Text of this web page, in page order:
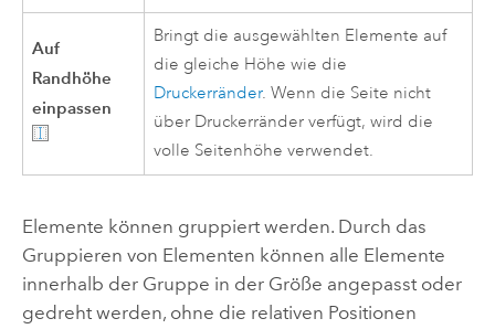
Auf
Randhöhe
einpassen
Bringt die ausgewählten Elemente auf
die gleiche Höhe wie die
Druckerränder. Wenn die Seite nicht
über Druckerränder verfügt, wird die
volle Seitenhöhe verwendet.
Elemente können gruppiert werden. Durch das
Gruppieren von Elementen können alle Elemente
innerhalb der Gruppe in der Größe angepasst oder
gedreht werden, ohne die relativen Positionen